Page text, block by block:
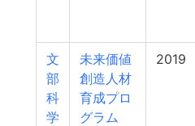
文
部
科
学
未来価値
創造人材
育成プロ
グラム
2019